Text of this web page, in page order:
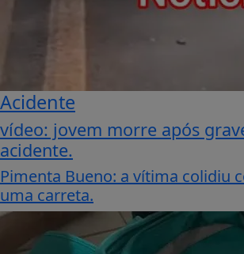
Acidente
vídeo: jovem morre após
acidente.
Pimenta Bueno: a vítima colidiu
uma carreta.